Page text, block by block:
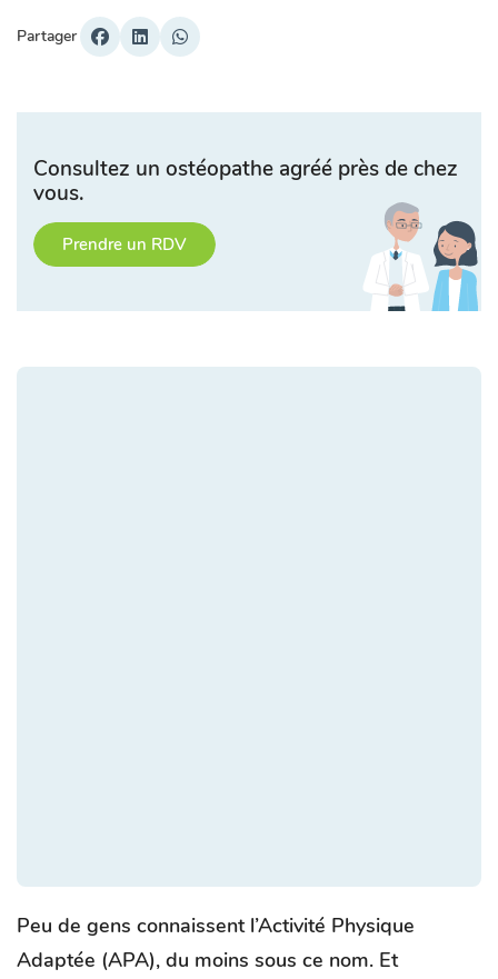
Partager
Consultez un ostéopathe agréé près de chez
vous.
Prendre un RDV
Peu de gens connaissent l’Activité Physique
Adaptée (APA), du moins sous ce nom. Et